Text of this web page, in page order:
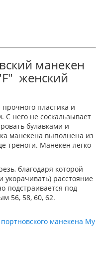
манекен
женский
пластика и
него не соскальзывает
булавками и
манекена выполнена из
треноги. Манекен легко
благодаря которой
укорачивать) расстояние
подстраивается под
56, 58, 60, 62.
манекена My